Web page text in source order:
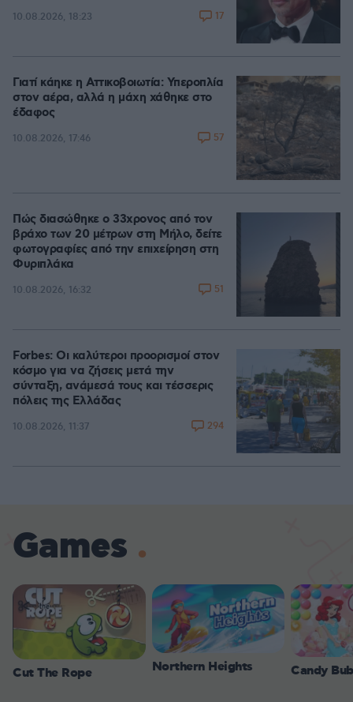
10.08.2026, 18:23 17
Γιατί κάηκε η Αττικοβοιωτία: Υπεροπλία
στον αέρα, αλλά η μάχη χάθηκε στο
έδαφος
10.08.2026, 17:46 57
Πώς διασώθηκε ο 33χρονος από τον
βράχο των 20 μέτρων στη Μήλο, δείτε
φωτογραφίες από την επιχείρηση στη
Φυριπλάκα
10.08.2026, 16:32 51
Forbes: Οι καλύτεροι προορισμοί στον
κόσμο για να ζήσεις μετά την
σύνταξη, ανάμεσά τους και τέσσερις
πόλεις της Ελλάδας
10.08.2026, 11:37 294
Games
Cut The Rope Northern Heights Candy